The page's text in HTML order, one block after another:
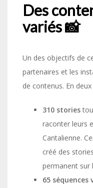
Des
variés 📸
Un des objectifs de
partenaires et les
de contenus. En
310 stories
raconter leurs
Cantalienne.
créé des
permanent sur
65 séquences